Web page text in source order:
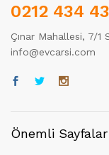
0212 434
Çınar Mahallesi, 7/1
info@evcarsi.com
Önemli Sayfalar